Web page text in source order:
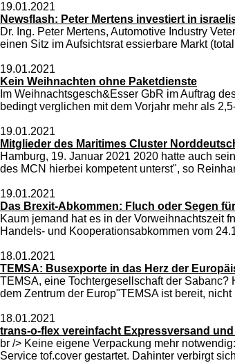
19.01.2021
Newsflash: Peter Mertens investiert in
Dr. Ing. Peter Mertens, Automotive Industry
einen Sitz im Aufsichtsrat essierbare Markt
19.01.2021
Kein Weihnachten ohne Paketdienste
Im Weihnachtsgesch&Esser GbR im Auftrag
bedingt verglichen mit dem Vorjahr mehr als
19.01.2021
Mitglieder des Maritimes Cluster
Hamburg, 19. Januar 2021 2020 hatte auch
des MCN hierbei kompetent unterst", so
19.01.2021
Das Brexit-Abkommen: Fluch oder Segen
Kaum jemand hat es in der Vorweihnachtszeit
Handels- und Kooperationsabkommen vom
18.01.2021
TEMSA: Busexporte in das Herz der
TEMSA, eine Tochtergesellschaft der
dem Zentrum der Europ"TEMSA ist bereit,
18.01.2021
trans-o-flex vereinfacht Expressversand
br /> Keine eigene Verpackung mehr
Service tof.cover gestartet. Dahinter verbirgt